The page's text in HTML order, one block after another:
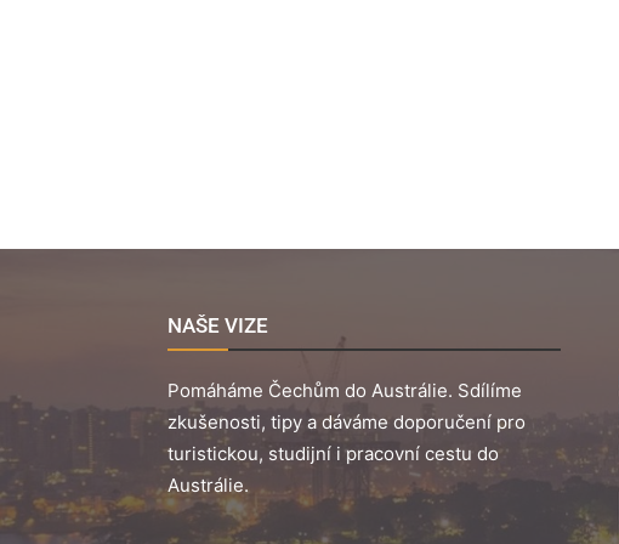
NAŠE VIZE
Pomáháme Čechům do Austrálie. Sdílíme
zkušenosti, tipy a dáváme doporučení pro
turistickou, studijní i pracovní cestu do
Austrálie.